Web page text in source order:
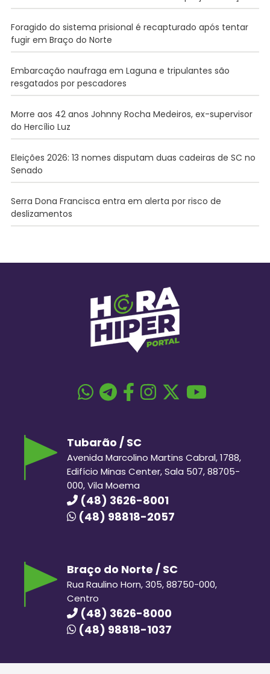
Foragido do sistema prisional é recapturado após tentar
fugir em Braço do Norte
Embarcação naufraga em Laguna e tripulantes são
resgatados por pescadores
Morre aos 42 anos Johnny Rocha Medeiros, ex-supervisor
do Hercílio Luz
Eleições 2026: 13 nomes disputam duas cadeiras de SC no
Senado
Serra Dona Francisca entra em alerta por risco de
deslizamentos
Tubarão / SC
Avenida Marcolino Martins Cabral, 1788,
Edifício Minas Center, Sala 507, 88705-
000, Vila Moema
(48) 3626-8001
(48) 98818-2057
Braço do Norte / SC
Rua Raulino Horn, 305, 88750-000,
Centro
(48) 3626-8000
(48) 98818-1037